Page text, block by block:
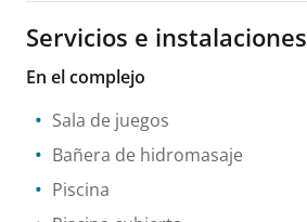
Servicios e instalaciones
En el complejo
Sala de juegos
Bañera de hidromasaje
Piscina